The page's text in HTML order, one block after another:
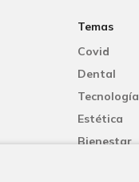
Temas
Covid
Dental
Tecnología
Estética
Bienestar